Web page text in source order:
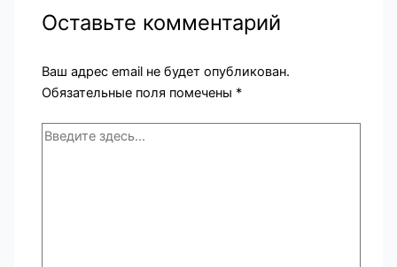
Оставьте комментарий
Ваш адрес email не будет опубликован.
Обязательные поля помечены *
Введите